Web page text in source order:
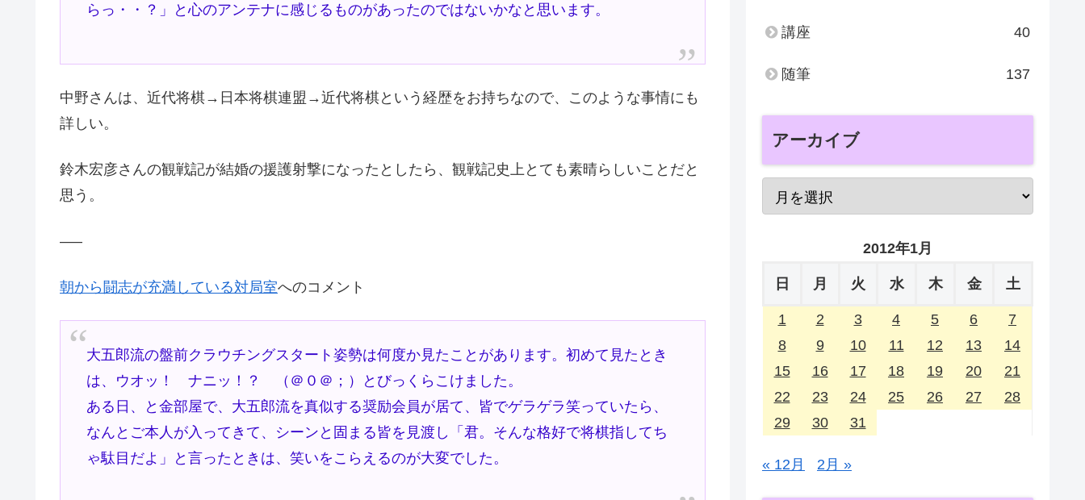
らっ・・？」と心のアンテナに感じるものがあったのではないかなと思います。
中野さんは、近代将棋→日本将棋連盟→近代将棋という経歴をお持ちなので、このような事情にも
詳しい。
鈴木宏彦さんの観戦記が結婚の援護射撃になったとしたら、観戦記史上とても素晴らしいことだと
思う。
—–
朝から闘志が充満している対局室へのコメント
大五郎流の盤前クラウチングスタート姿勢は何度か見たことがあります。初めて見たとき
は、ウオッ！ ナニッ！？ （＠０＠；）とびっくらこけました。
ある日、と金部屋で、大五郎流を真似する奨励会員が居て、皆でゲラゲラ笑っていたら、
なんとご本人が入ってきて、シーンと固まる皆を見渡し「君。そんな格好で将棋指してち
ゃ駄目だよ」と言ったときは、笑いをこらえるのが大変でした。
講座 40
随筆 137
アーカイブ
2012年1月
日 月 火 水 木 金 土
1 2 3 4 5 6
7
8
9 10 11 12 13
14
15
16 17 18 19 20
21
22
23 24 25 26 27
28
29
30 31
« 12月 2月 »